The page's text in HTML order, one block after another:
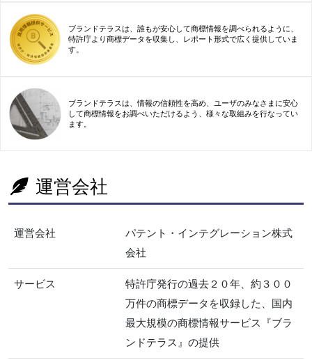
ブランドテラスは、誰もが安心して商標情報を調べられるように、
特許庁より商標データを収集し、レポート形式で広く提供していま
す。
ブランドテラスは、情報の信頼性を高め、ユーザのみなさまに安心
して商標情報をお調べいただけるよう、様々な取組みを行なってい
ます。
運営会社
運営会社
パテント・インテグレーション株式
会社
サービス
特許庁発行の過去２０年、約３００
万件の商標データを収録した、国内
最大規模の商標情報サービス『ブラ
ンドテラス』の提供